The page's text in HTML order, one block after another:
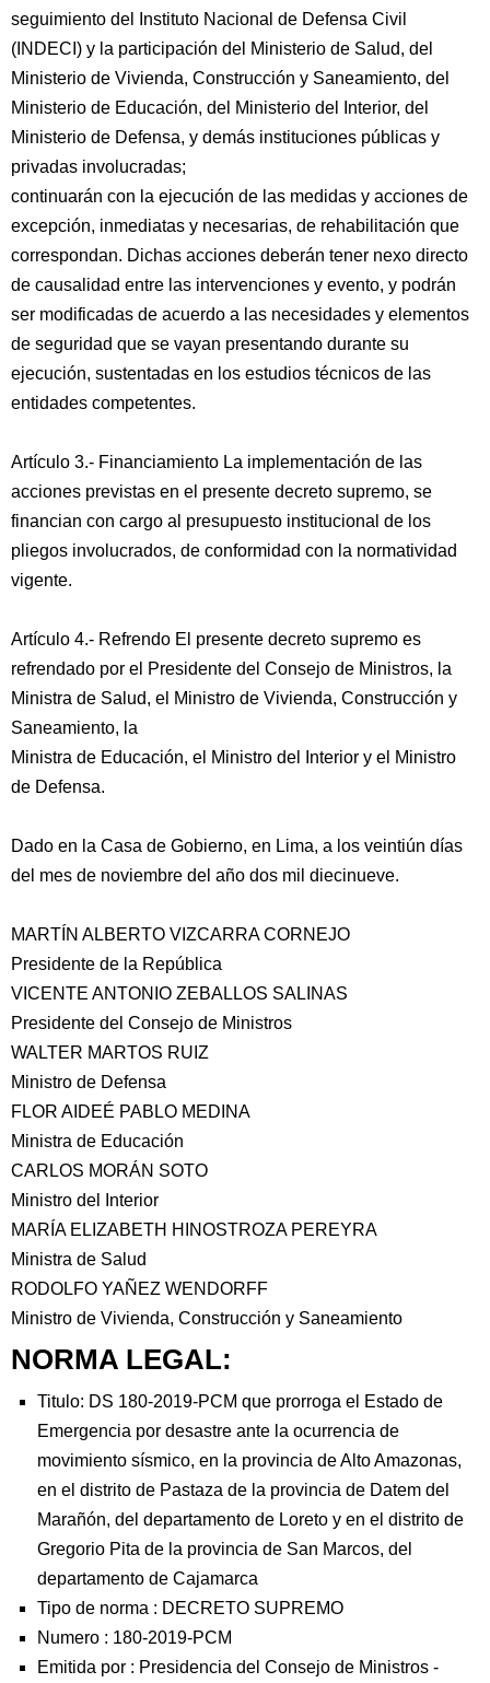
seguimiento del Instituto Nacional de Defensa Civil
(INDECI) y la participación del Ministerio de Salud, del
Ministerio de Vivienda, Construcción y Saneamiento, del
Ministerio de Educación, del Ministerio del Interior, del
Ministerio de Defensa, y demás instituciones públicas y
privadas involucradas;
continuarán con la ejecución de las medidas y acciones de
excepción, inmediatas y necesarias, de rehabilitación que
correspondan. Dichas acciones deberán tener nexo directo
de causalidad entre las intervenciones y evento, y podrán
ser modificadas de acuerdo a las necesidades y elementos
de seguridad que se vayan presentando durante su
ejecución, sustentadas en los estudios técnicos de las
entidades competentes.
Artículo 3.- Financiamiento La implementación de las
acciones previstas en el presente decreto supremo, se
financian con cargo al presupuesto institucional de los
pliegos involucrados, de conformidad con la normatividad
vigente.
Artículo 4.- Refrendo El presente decreto supremo es
refrendado por el Presidente del Consejo de Ministros, la
Ministra de Salud, el Ministro de Vivienda, Construcción y
Saneamiento, la
Ministra de Educación, el Ministro del Interior y el Ministro
de Defensa.
Dado en la Casa de Gobierno, en Lima, a los veintiún días
del mes de noviembre del año dos mil diecinueve.
MARTÍN ALBERTO VIZCARRA CORNEJO
Presidente de la República
VICENTE ANTONIO ZEBALLOS SALINAS
Presidente del Consejo de Ministros
WALTER MARTOS RUIZ
Ministro de Defensa
FLOR AIDEÉ PABLO MEDINA
Ministra de Educación
CARLOS MORÁN SOTO
Ministro del Interior
MARÍA ELIZABETH HINOSTROZA PEREYRA
Ministra de Salud
RODOLFO YAÑEZ WENDORFF
Ministro de Vivienda, Construcción y Saneamiento
NORMA LEGAL:
Titulo: DS 180-2019-PCM que prorroga el Estado de
Emergencia por desastre ante la ocurrencia de
movimiento sísmico, en la provincia de Alto Amazonas,
en el distrito de Pastaza de la provincia de Datem del
Marañón, del departamento de Loreto y en el distrito de
Gregorio Pita de la provincia de San Marcos, del
departamento de Cajamarca
Tipo de norma : DECRETO SUPREMO
Numero : 180-2019-PCM
Emitida por : Presidencia del Consejo de Ministros -